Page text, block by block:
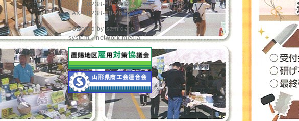
TEL：0238-40-3232
FAX：0238-40-2626
powered by samidare
system：network media